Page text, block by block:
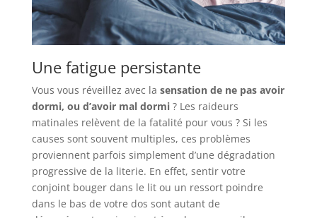
Une fatigue persistante
Vous vous réveillez avec la sensation de ne pas avoir
dormi, ou d’avoir mal dormi? Les raideurs
matinales relèvent de la fatalité pour vous ? Si les
causes sont souvent multiples, ces problèmes
proviennent parfois simplement d’une dégradation
progressive de la literie. En effet, sentir votre
conjoint bouger dans le lit ou un ressort poindre
dans le bas de votre dos sont autant de